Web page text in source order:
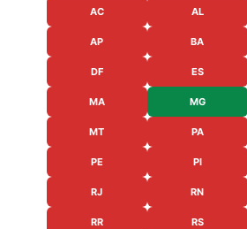
AC AL
AP BA
DF ES
MA MG
MT PA
PE PI
RJ RN
RR RS